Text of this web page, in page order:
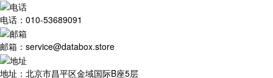
电话：010-53689091
邮箱：service@databox.store
地址：北京市昌平区金域国际B座5层